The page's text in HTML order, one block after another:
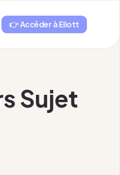
👉 Accéder à Eliott
Sujet